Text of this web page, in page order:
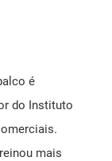
é
do Instituto
mais